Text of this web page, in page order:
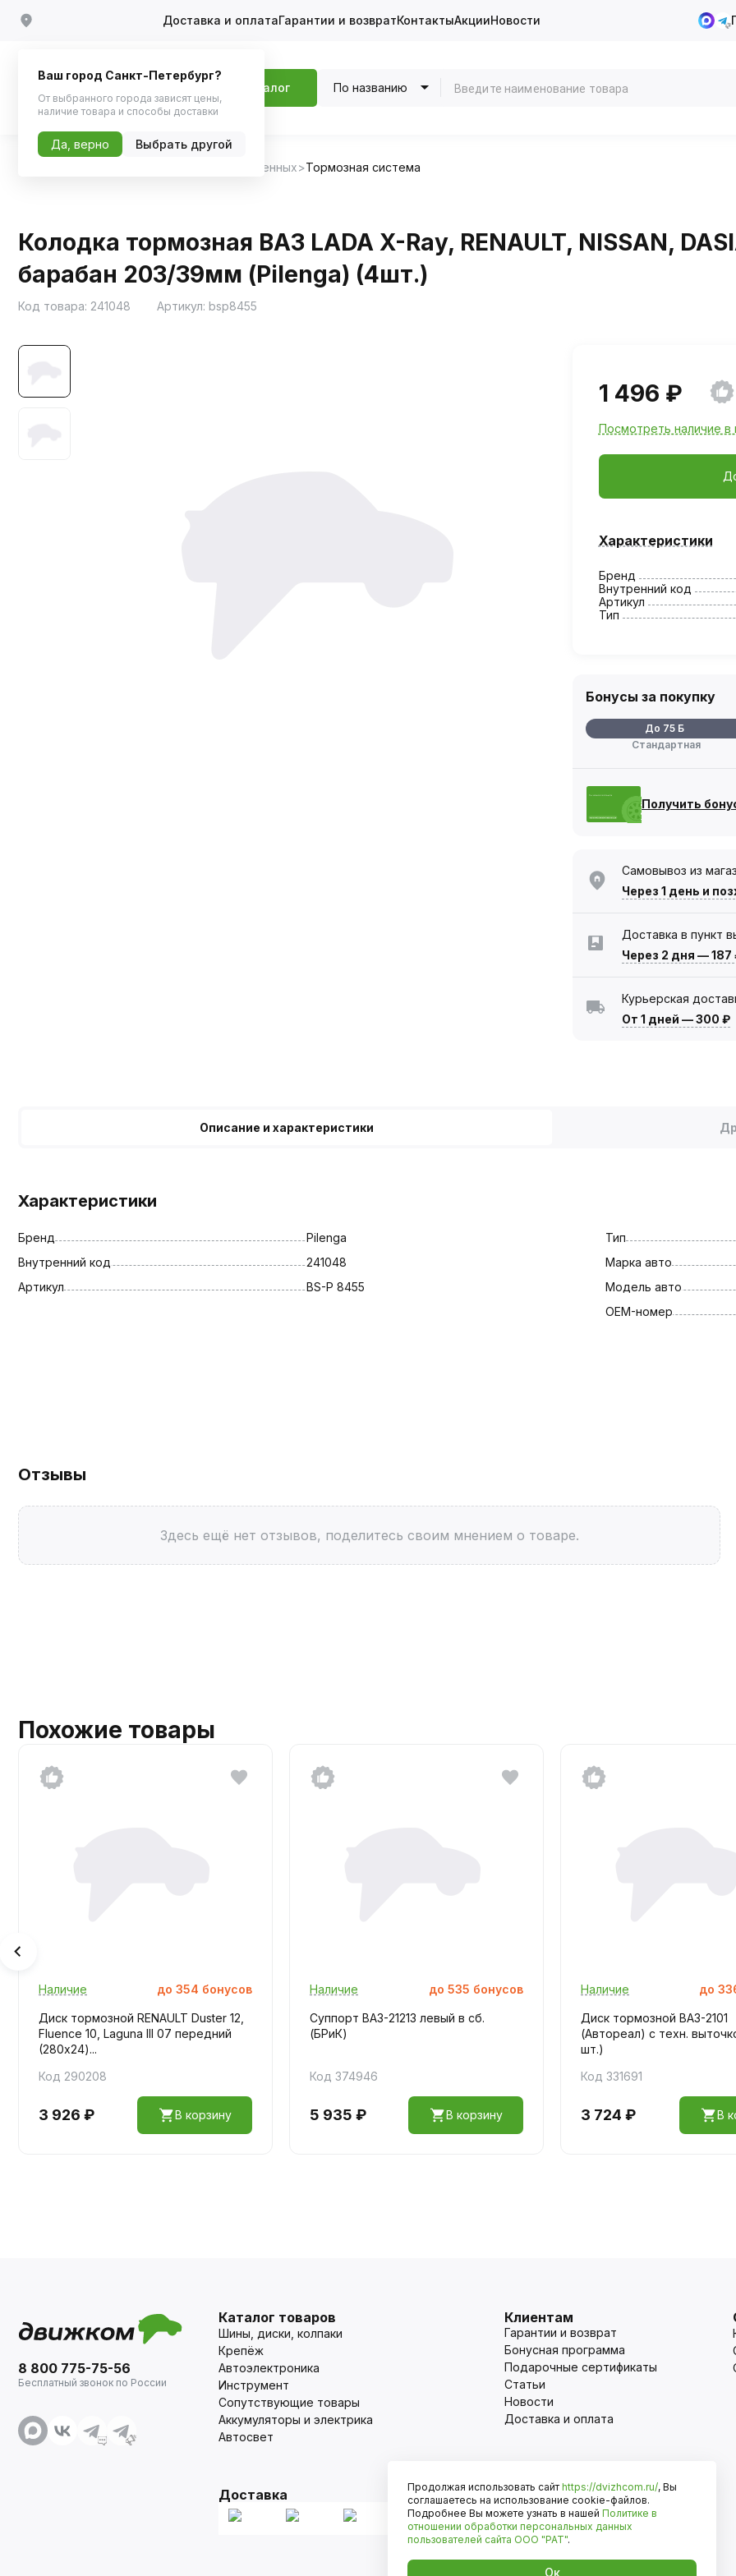
Доставка и оплатаГарантии и возвратКонтактыАкцииНовости
Каталог По названию
Запчасти для отечественных Тормозная система
Колодка тормозная ВАЗ LADA X-Ray, RENAULT, NISSAN,
барабан 203/39мм (Pilenga) (4шт.)
Код товара: 241048 Артикул: bsp8455
1 496 ₽
Посмотреть наличие в
Характеристики
Бренд
Внутренний код
Артикул
Тип
Бонусы за покупку
До 75 Б
Стандартная
Получить
Самовывоз из
Через 1 день и
Доставка в пункт
Через 2 дня —187
Курьерская
От 1 дней —300 ₽
Описание и характеристики
Характеристики
Бренд
Pilenga
Внутренний код
241048
Артикул
BS-P 8455
Тип
Марка авто
Модель авто
OEM-номер
Отзывы
Здесь ещё нет отзывов, поделитесь своим мнением о товаре.
Похожие товары
Наличие до 354 бонусов
Диск тормозной RENAULT Duster 12,
Fluence 10, Laguna III 07 передний
(280x24)...
Код 290208
3 926 ₽ В корзину
Наличие до 535 бонусов
Суппорт ВАЗ-21213 левый в сб.
(БРиК)
Код 374946
5 935 ₽ В корзину
Наличие до
Диск тормозной ВАЗ-2101
(Автореал) с техн.
шт.)
Код 331691
3 724 ₽ В
8 800 775-75-56
Бесплатный звонок по России
Каталог товаров
Шины, диски, колпаки
Крепёж
Автоэлектроника
Инструмент
Сопутствующие товары
Аккумуляторы и электрика
Автосвет
Клиентам
Гарантии и возврат
Бонусная программа
Подарочные сертификаты
Статьи
Новости
Доставка и оплата
Доставка Оплата
Ваш город Санкт-Петербург?
От выбранного города зависят цены,
наличие товара и способы доставки
Да, верно Выбрать другой
Продолжая использовать сайт https://dvizhcom.ru/, Вы
соглашаетесь на использование cookie-файлов.
Подробнее Вы можете узнать в нашей Политике в
отношении обработки персональных данных
пользователей сайта ООО "РАТ".
Ок